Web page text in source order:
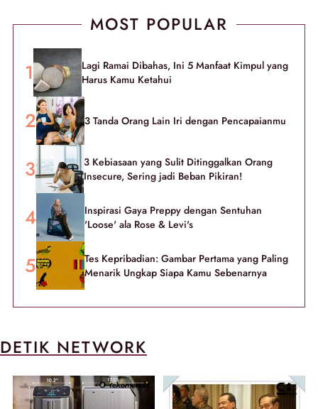
MOST POPULAR
Lagi Ramai Dibahas, Ini 5 Manfaat Kimpul yang
Harus Kamu Ketahui
3 Tanda Orang Lain Iri dengan Pencapaianmu
3 Kebiasaan yang Sulit Ditinggalkan Orang
Insecure, Sering jadi Beban Pikiran!
Inspirasi Gaya Preppy dengan Sentuhan
'Loose' ala Rose & Levi's
Tes Kepribadian: Gambar Pertama yang Paling
Menarik Ungkap Siapa Kamu Sebenarnya
DETIK NETWORK